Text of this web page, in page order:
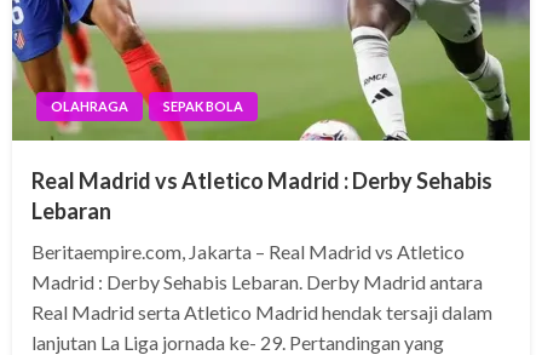
OLAHRAGA SEPAK BOLA
Real Madrid vs Atletico Madrid : Derby Sehabis
Lebaran
Beritaempire.com, Jakarta – Real Madrid vs Atletico
Madrid : Derby Sehabis Lebaran. Derby Madrid antara
Real Madrid serta Atletico Madrid hendak tersaji dalam
lanjutan La Liga jornada ke- 29. Pertandingan yang